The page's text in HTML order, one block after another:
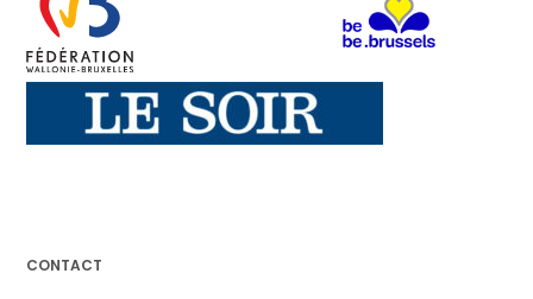
CONTACT